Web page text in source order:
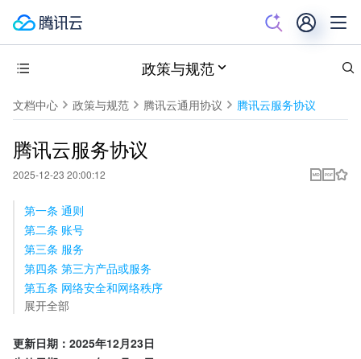
政策与规范
文档中心 政策与规范 腾讯云通用协议 腾讯云服务协议
腾讯云服务协议
2025-12-23 20:00:12
第一条 通则
第二条 账号
第三条 服务
第四条 第三方产品或服务
第五条 网络安全和网络秩序
展开全部
更新日期：2025年12月23日